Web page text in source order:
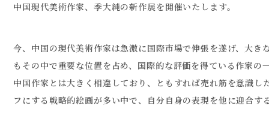
中国現代美術作家、季大純の新作展を開催いたします。
今、中国の現代美術作家は急激に国際市場で伸張を遂げ、大き
もその中で重要な位置を占め、国際的な評価を得ている作家の
中国作家とは大きく相違しており、ともすれば売れ筋を意識し
フにする戦略的絵画が多い中で、自分自身の表現を他に迎合す